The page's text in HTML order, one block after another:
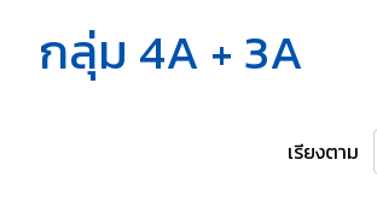
กลุ่ม 4A + 3A
เรียงตาม